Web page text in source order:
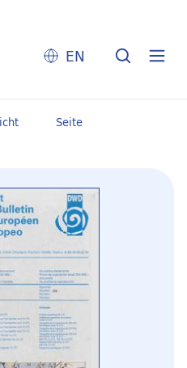
EN
Seite